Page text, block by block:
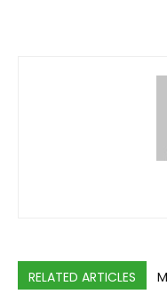
RELATED ARTICLES